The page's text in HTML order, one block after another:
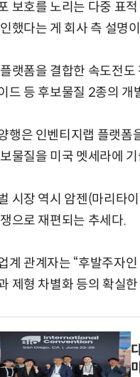
보호를 노리는 다중 표
했다는 게 회사 측 설명
랫폼을 결합한 속도전
드 등 후보물질 2종의 개
행은 인벤티지랩 플랫폼
물질을 미국 멧세라에
시장 역시 암젠(마리타
으로 재편되는 추세다.
계 관계자는 “후발주자
제형 차별화 등의 확실